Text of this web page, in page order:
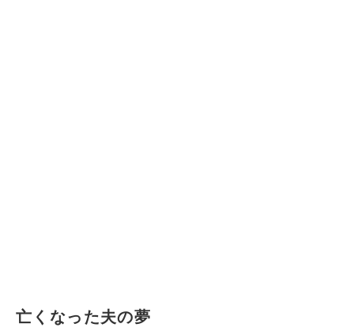
亡くなった夫の夢